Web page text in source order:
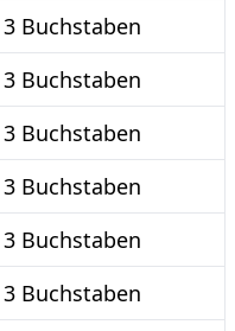
3 Buchstaben
3 Buchstaben
3 Buchstaben
3 Buchstaben
3 Buchstaben
3 Buchstaben